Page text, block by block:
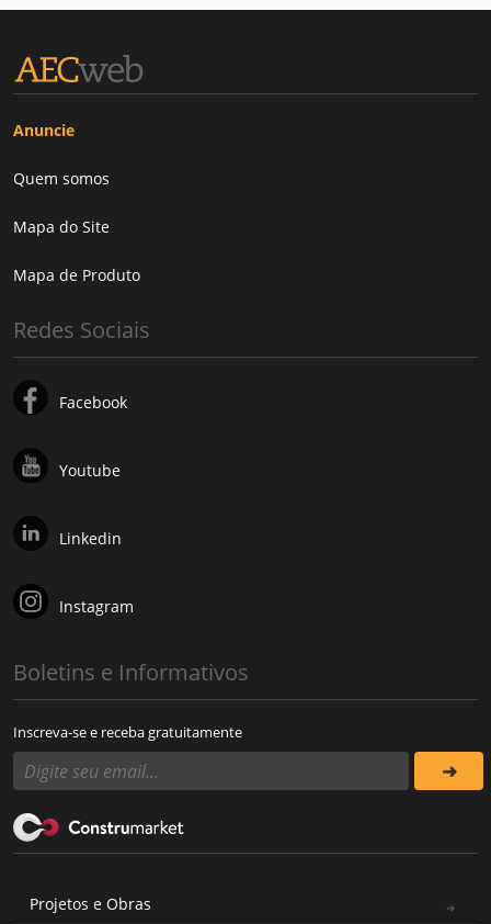
Anuncie
Quem somos
Mapa do Site
Mapa de Produto
Redes Sociais
Facebook
Youtube
Linkedin
Instagram
Boletins e Informativos
Inscreva-se e receba gratuitamente
Projetos e Obras